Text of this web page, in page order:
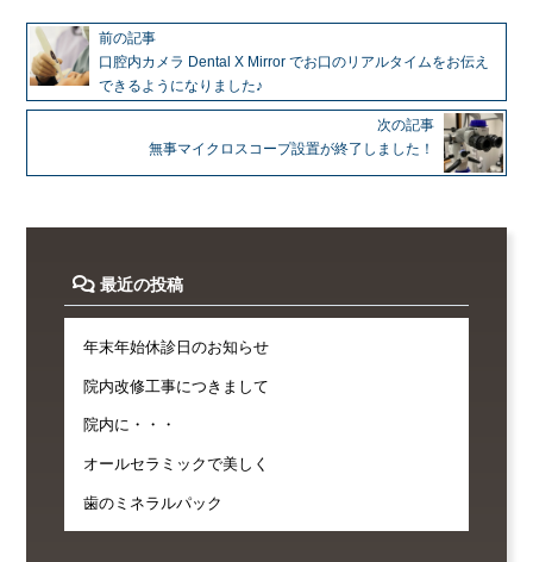
前の記事
口腔内カメラ Dental X Mirror でお口のリアルタイムをお伝え
できるようになりました♪
次の記事
無事マイクロスコープ設置が終了しました！
最近の投稿
年末年始休診日のお知らせ
院内改修工事につきまして
院内に・・・
オールセラミックで美しく
歯のミネラルパック